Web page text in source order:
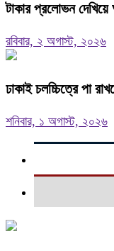
টাকার প্রলোভন
রবিবার, ২ অগাস্ট, ২০২৬
ঢাকাই চলচ্চিত্রে পা
শনিবার, ১ অগাস্ট, ২০২৬